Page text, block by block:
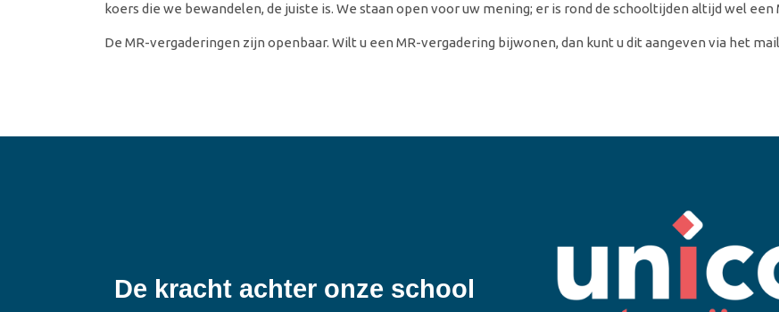
koers die we bewandelen, de juiste is. We staan open voor uw mening; er is rond de schooltijden altijd wel
De MR-vergaderingen zijn openbaar. Wilt u een MR-vergadering bijwonen, dan kunt u dit aangeven via het
De kracht achter onze school